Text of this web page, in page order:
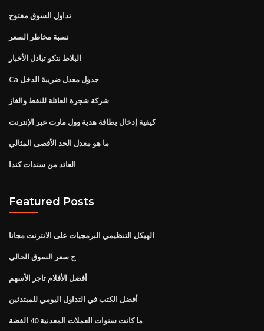
تداول السوق مفتوح
نسبة مخاطر السعر
البلاط نتكو تبادل الأخبار
Ca جدول معدل ضريبة الدخل
شركة شجرة العائلة للنفط والغاز
كيفية إدخال بطاقة هدية وول مارت عبر الإنترنت
ما هو معدل الحد الأقصى المثالي
العائد من سندات كندا
Featured Posts
الهيكل التنظيمي البرمجيات على الانترنت مجانا
ج سعر السوق الحالي
أفضل الأفلام تاجر الأسهم
أفضل الكتب في التداول اليومي للمبتدئين
ما كانت سنوات العملات المعدنية 40 الفضة